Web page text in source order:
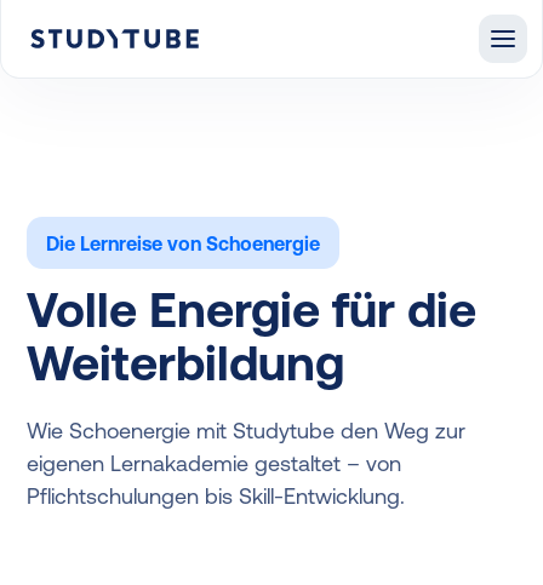
Die Lernreise von Schoenergie
Volle Energie für die
Weiterbildung
Wie Schoenergie mit Studytube den Weg zur
eigenen Lernakademie gestaltet – von
Pflichtschulungen bis Skill-Entwicklung.